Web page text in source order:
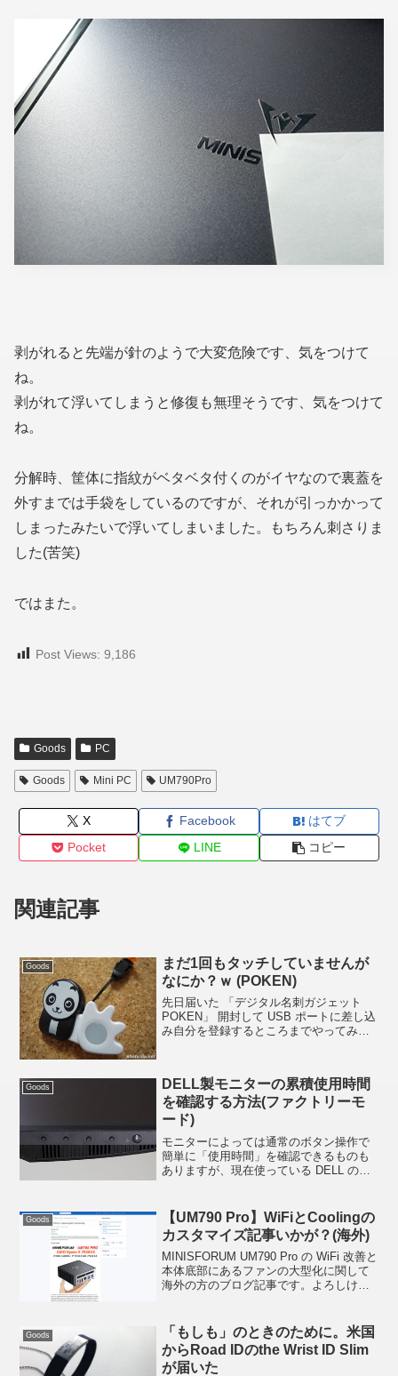
剥がれると先端が針のようで大変危険です、気をつけて
ね。
剥がれて浮いてしまうと修復も無理そうです、気をつけて
ね。
分解時、筐体に指紋がベタベタ付くのがイヤなので裏蓋を
外すまでは手袋をしているのですが、それが引っかかって
しまったみたいで浮いてしまいました。もちろん刺さりま
した(苦笑)
ではまた。
Post Views: 9,186
Goods PC
Goods Mini PC UM790Pro
X Facebook
はてブ
Pocket
LINE コピー
関連記事
Goods
まだ1回もタッチしていませんが
なにか？ｗ (POKEN)
先日届いた 「デジタル名刺ガジェット
POKEN」 開封して USB ポートに差し込
み自分を登録するところまでやってみま
まれているだけでストッパーなどは何も
付いて...
Goods
DELL製モニターの累積使用時間
を確認する方法(ファクトリーモ
ード)
モニターによっては通常のボタン操作で
簡単に「使用時間」を確認できるものも
ありますが、現在使っている DELL のモ
もどおりにネット検索してみたところ、
「通常とは...
Goods
【UM790 Pro】WiFiとCoolingの
カスタマイズ記事いかが？(海外)
MINISFORUM UM790 Pro の WiFi 改善と
本体底部にあるファンの大型化に関して
海外の方のブログ記事です。よろしけれ
のカスタマイ...
Goods
「もしも」のときのために。米国
からRoad IDのthe Wrist ID Slim
が届いた